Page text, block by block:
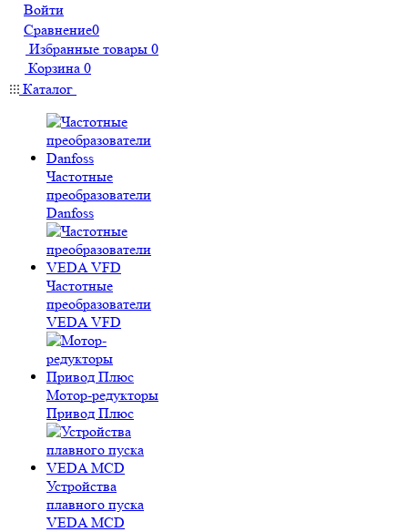
Войти
Сравнение0
Избранные товары 0
Корзина 0
Каталог
Частотные
преобразователи
Danfoss
Частотные
преобразователи
VEDA VFD
Мотор-редукторы
Привод Плюс
Устройства
плавного пуска
VEDA MCD